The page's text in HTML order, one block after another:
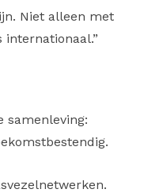
Niet alleen met
samenleving: